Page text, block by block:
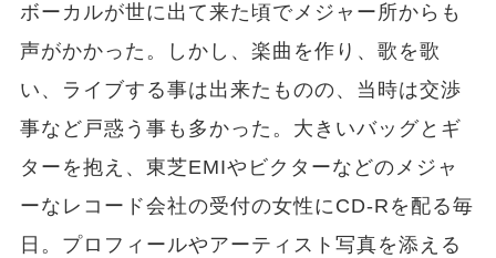
ボーカルが世に出て来た頃でメジャー所からも
声がかかった。しかし、楽曲を作り、歌を歌
い、ライブする事は出来たものの、当時は交渉
事など戸惑う事も多かった。大きいバッグとギ
ターを抱え、東芝EMIやビクターなどのメジャ
ーなレコード会社の受付の女性にCD‐Rを配る毎
日。プロフィールやアーティスト写真を添える